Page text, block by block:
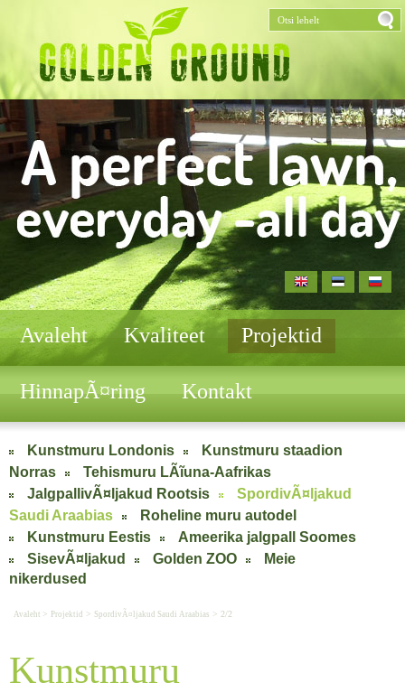
Avaleht Kvaliteet Projektid
HinnapÃ¤ring Kontakt
Kunstmuru Londonis
Kunstmuru staadion
Norras
Tehismuru LÃĩuna-Aafrikas
JalgpallivÃ¤ljakud Rootsis
SpordivÃ¤ljakud
Saudi Araabias
Roheline muru autodel
Kunstmuru Eestis
Ameerika jalgpall Soomes
SisevÃ¤ljakud
Golden ZOO
Meie
nikerdused
Avaleht > Projektid > SpordivÃ¤ljakud Saudi Araabias > 2/2
Kunstmuru